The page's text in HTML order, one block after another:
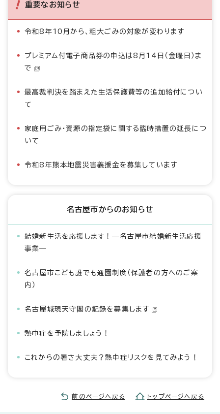
重要なお知らせ
令和8年10月から、粗大ごみの対象が変わります
プレミアム付電子商品券の申込は8月14日（金曜日）ま
で
最高裁判決を踏まえた生活保護費等の追加給付につい
て
家庭用ごみ・資源の指定袋に関する臨時措置の延長につ
いて
令和8年熊本地震災害義援金を募集しています
名古屋市からのお知らせ
結婚新生活を応援します！―名古屋市結婚新生活応援
事業―
名古屋市こども誰でも通園制度（保護者の方へのご案
内）
名古屋城現天守閣の記録を募集します
熱中症を予防しましょう！
これからの暑さ大丈夫？熱中症リスクを見てみよう！
前のページへ戻る トップページへ戻る